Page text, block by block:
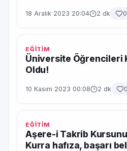
18 Aralık 2023 20:04 2 dk 0
EĞİTİM
Üniversite Öğrencileri
Oldu!
10 Kasım 2023 00:08 2 dk 0
EĞİTİM
Aşere-i Takrib
Kurra hafıza, başarı